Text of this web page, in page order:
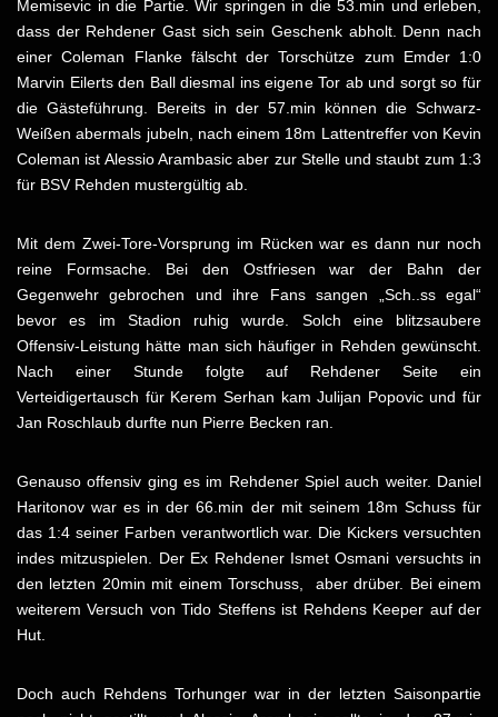
Memisevic in die Partie. Wir springen in die 53.min und erleben,
dass der Rehdener Gast sich sein Geschenk abholt. Denn nach
einer Coleman Flanke fälscht der Torschütze zum Emder 1:0
Marvin Eilerts den Ball diesmal ins eigene Tor ab und sorgt so für
die Gästeführung. Bereits in der 57.min können die Schwarz-
Weißen abermals jubeln, nach einem 18m Lattentreffer von Kevin
Coleman ist Alessio Arambasic aber zur Stelle und staubt zum 1:3
für BSV Rehden mustergültig ab.
Mit dem Zwei-Tore-Vorsprung im Rücken war es dann nur noch
reine Formsache. Bei den Ostfriesen war der Bahn der
Gegenwehr gebrochen und ihre Fans sangen „Sch..ss egal“
bevor es im Stadion ruhig wurde. Solch eine blitzsaubere
Offensiv-Leistung hätte man sich häufiger in Rehden gewünscht.
Nach einer Stunde folgte auf Rehdener Seite ein
Verteidigertausch für Kerem Serhan kam Julijan Popovic und für
Jan Roschlaub durfte nun Pierre Becken ran.
Genauso offensiv ging es im Rehdener Spiel auch weiter. Daniel
Haritonov war es in der 66.min der mit seinem 18m Schuss für
das 1:4 seiner Farben verantwortlich war. Die Kickers versuchten
indes mitzuspielen. Der Ex Rehdener Ismet Osmani versuchts in
den letzten 20min mit einem Torschuss, aber drüber. Bei einem
weiterem Versuch von Tido Steffens ist Rehdens Keeper auf der
Hut.
Doch auch Rehdens Torhunger war in der letzten Saisonpartie